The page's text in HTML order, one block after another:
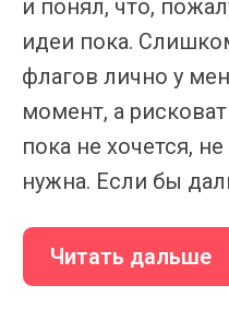
и понял, что,
идеи пока.
флагов лично у
момент, а
пока не хочется,
нужна. Если бы
Читать дальше